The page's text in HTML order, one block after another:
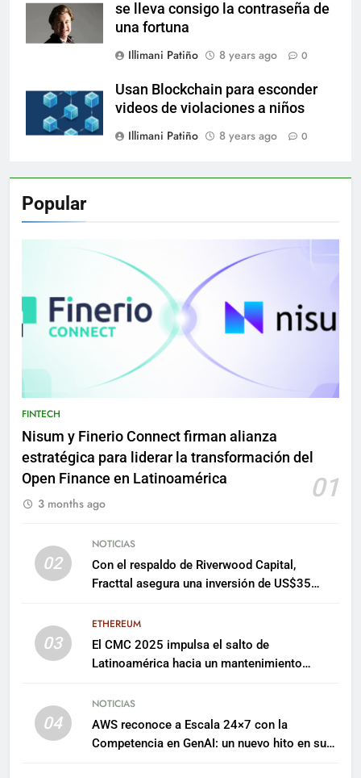
se lleva consigo la contraseña de
una fortuna
Illimani Patiño
8 years ago 0
Usan Blockchain para esconder
videos de violaciones a niños
Illimani Patiño
8 years ago 0
Popular
FINTECH
Nisum y Finerio Connect firman alianza
estratégica para liderar la transformación del
Open Finance en Latinoamérica
01
3 months ago
02
NOTICIAS
Con el respaldo de Riverwood Capital,
Fracttal asegura una inversión de US$35
03
ETHEREUM
El CMC 2025 impulsa el salto de
Latinoamérica hacia un mantenimiento
04
NOTICIAS
AWS reconoce a Escala 24×7 con la
Competencia en GenAI: un nuevo hito en su